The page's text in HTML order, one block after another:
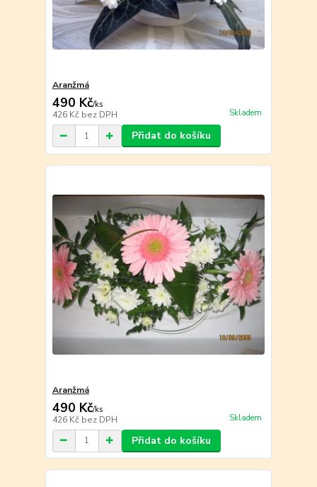
Aranžmá
490 Kč/ks
426 Kč bez DPH Skladem
Přidat do košíku
Aranžmá
490 Kč/ks
426 Kč bez DPH Skladem
Přidat do košíku